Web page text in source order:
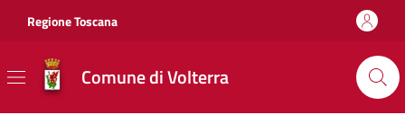
Regione Toscana
Comune di Volterra